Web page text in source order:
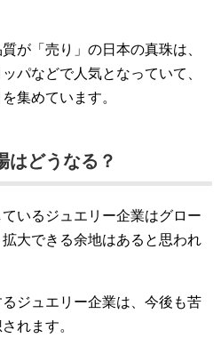
が「売り」の日本の真珠は、
パなどで人気となっていて、
集めています。
はどうなる？
いるジュエリー企業はグロー
大できる余地はあると思われ
ジュエリー企業は、今後も苦
れます。